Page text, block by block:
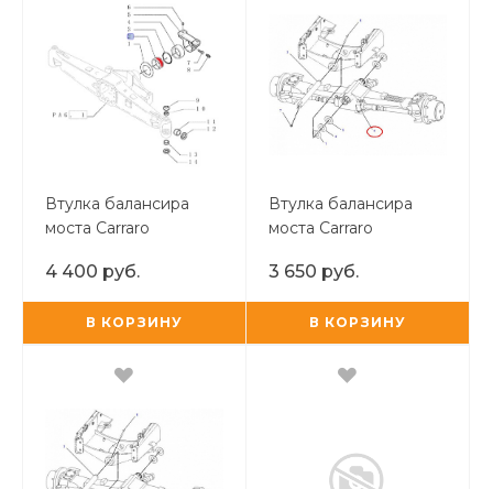
Втулка балансира
моста Carraro
4 400 руб.
В КОРЗИНУ
Втулка балансира
моста Carraro
3 650 руб.
В КОРЗИНУ